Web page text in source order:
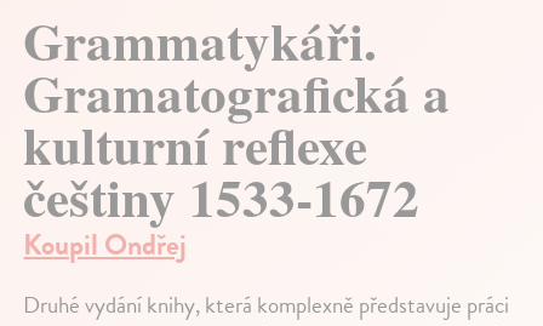
Grammatykáři.
Gramatografická a
kulturní reflexe
češtiny 1533-1672
Koupil Ondřej
Druhé vydání knihy, která komplexně představuje práci